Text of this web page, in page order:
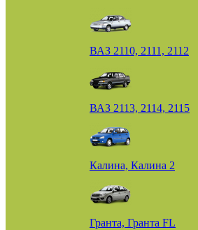
ВАЗ 2110, 2111, 2112
ВАЗ 2113, 2114, 2115
Калина, Калина 2
Гранта, Гранта FL